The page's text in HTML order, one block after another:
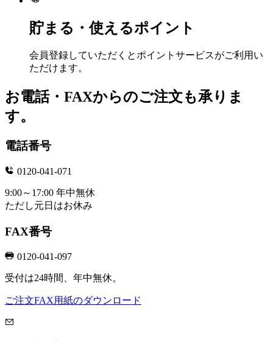
貯まる・使えるポイント
会員登録していただくとポイントサービスがご利用い
ただけます。
お電話・FAXからのご注文も承りま
す。
電話番号
0120-041-071
9:00～17:00 年中無休
ただし元日はお休み
FAX番号
0120-041-097
受付は24時間、年中無休。
ご注文FAX用紙のダウンロード